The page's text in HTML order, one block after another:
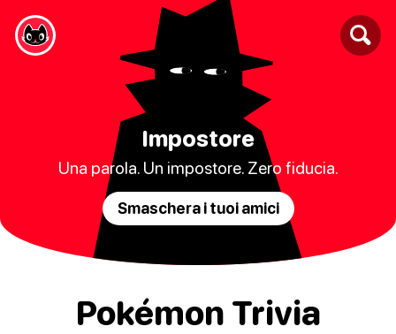
Impostore
Una parola. Un impostore. Zero fiducia.
Smaschera i tuoi amici
Pokémon Trivia